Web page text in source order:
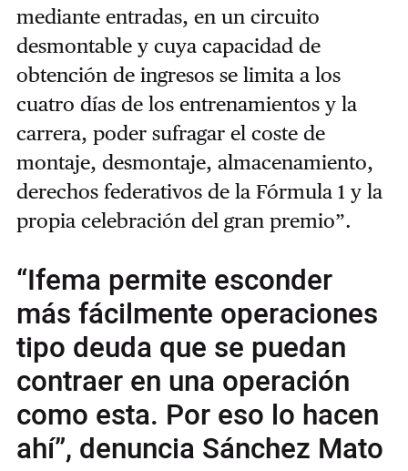
mediante entradas, en un circuito
desmontable y cuya capacidad de
obtención de ingresos se limita a los
cuatro días de los entrenamientos y la
carrera, poder sufragar el coste de
montaje, desmontaje, almacenamiento,
derechos federativos de la Fórmula 1 y la
propia celebración del gran premio”.
“Ifema permite esconder
más fácilmente operaciones
tipo deuda que se puedan
contraer en una operación
como esta. Por eso lo hacen
ahí”, denuncia Sánchez Mato